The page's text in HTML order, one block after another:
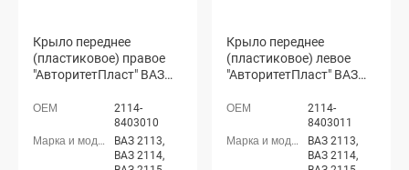
Крыло переднее
(пластиковое) правое
"АвторитетПласт" ВАЗ
(неокрашенное)2114-
8403010
ВАЗ 2113,
ВАЗ 2114,
Крыло переднее
(пластиковое) левое
"АвторитетПласт" ВАЗ
(неокрашенное)2114-
8403011
ВАЗ 2113,
ВАЗ 2114,